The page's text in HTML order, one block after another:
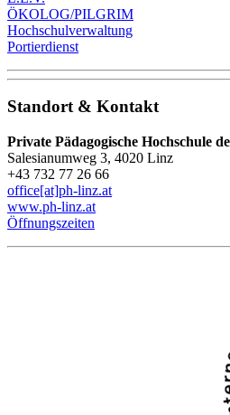
ÖKOLOG/PILGRIM
Hochschulverwaltung
Portierdienst
Standort & Kontakt
Private Pädagogische Hochschule
Salesianumweg 3, 4020 Linz
+43 732 77 26 66
office[at]ph-linz.at
www.ph-linz.at
Öffnungszeiten